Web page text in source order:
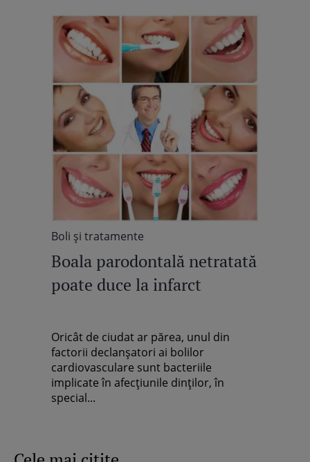
Boli şi tratamente
Boala parodontală netratată
poate duce la infarct
Oricât de ciudat ar părea, unul din
factorii declanşatori ai bolilor
cardiovasculare sunt bacteriile
implicate în afecţiunile dinţilor, în
special...